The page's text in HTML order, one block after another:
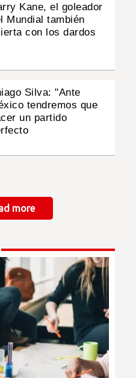
Kane, el goleador
Mundial también
con los dardos
Silva: "Ante
tendremos que
un partido
more